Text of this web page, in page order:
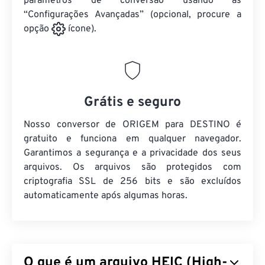
“Configurações Avançadas” (opcional, procure a
opção
ícone).
Grátis e seguro
Nosso conversor de ORIGEM para DESTINO é
gratuito e funciona em qualquer navegador.
Garantimos a segurança e a privacidade dos seus
arquivos. Os arquivos são protegidos com
criptografia SSL de 256 bits e são excluídos
automaticamente após algumas horas.